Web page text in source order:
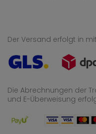
Der Versand erfolgt in
Die Abrechnungen der
und E-Überweisung